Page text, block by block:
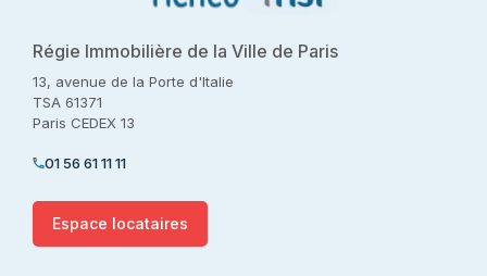
Régie Immobilière de la Ville de Paris
13, avenue de la Porte d'Italie
TSA 61371
Paris CEDEX 13
01 56 61 11 11
Espace locataires